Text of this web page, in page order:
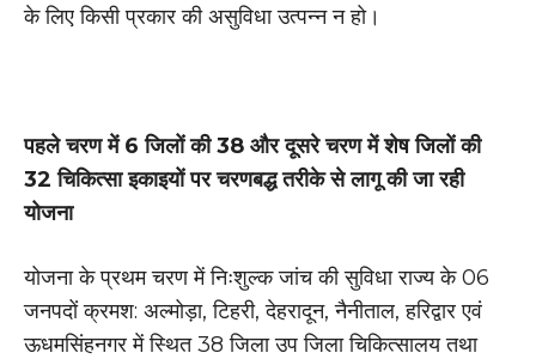
के लिए किसी प्रकार की असुविधा उत्पन्न न हो।
पहले चरण में 6 जिलों की 38 और दूसरे चरण में शेष जिलों की
32 चिकित्सा इकाइयों पर चरणबद्ध तरीके से लागू की जा रही
योजना
योजना के प्रथम चरण में निःशुल्क जांच की सुविधा राज्य के 06
जनपदों क्रमश: अल्मोड़ा, टिहरी, देहरादून, नैनीताल, हरिद्वार एवं
ऊधमसिंहनगर में स्थित 38 जिला उप जिला चिकित्सालय तथा